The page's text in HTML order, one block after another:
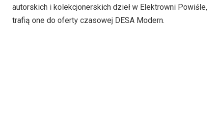
autorskich i kolekcjonerskich dzieł w Elektrowni Powiśle,
trafią one do oferty czasowej DESA Modern.